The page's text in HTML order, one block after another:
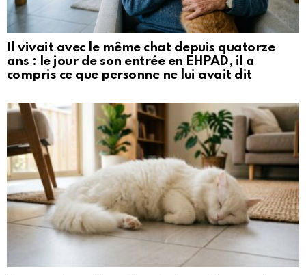
Il vivait avec le même chat depuis quatorze
ans : le jour de son entrée en EHPAD, il a
compris ce que personne ne lui avait dit